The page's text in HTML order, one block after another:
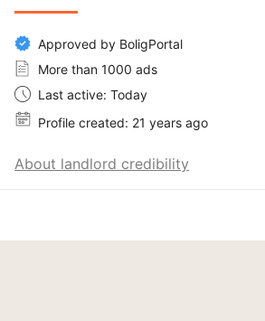
Approved by BoligPortal
More than 1000 ads
Last active: Today
Profile created: 21 years ago
About landlord credibility